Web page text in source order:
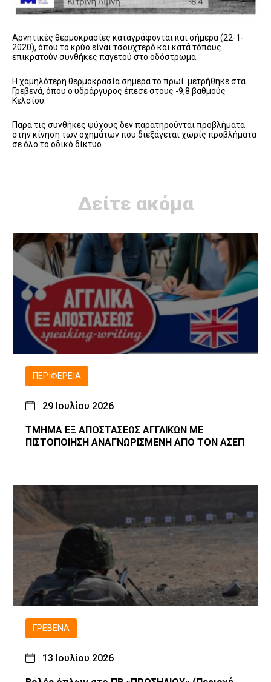
Αρνητικές θερμοκρασίες καταγράφονται και σήμερα (22-1-
2020), όπου το κρύο είναι τσουχτερό και κατά τόπους
επικρατούν συνθήκες παγετού στο οδόστρωμα.
Η χαμηλότερη θερμοκρασία σημερα το πρωί μετρήθηκε στα
Γρεβενά, όπου ο υδράργυρος έπεσε στους -9,8 βαθμούς
Κελσίου.
Παρά τις συνθήκες ψύχους δεν παρατηρούνται προβλήματα
στην κίνηση των οχημάτων που διεξάγεται χωρίς προβλήματα
σε όλο το οδικό δίκτυο
Δείτε ακόμα
ΠΕΡΙΦΈΡΕΙΑ
29 Ιουλίου 2026
ΤΜΗΜΑ ΕΞ ΑΠΟΣΤΑΣΕΩΣ ΑΓΓΛΙΚΩΝ ΜΕ
ΠΙΣΤΟΠΟΙΗΣΗ ΑΝΑΓΝΩΡΙΣΜΕΝΗ ΑΠΟ ΤΟΝ ΑΣΕΠ
ΓΡΕΒΕΝΆ
13 Ιουλίου 2026